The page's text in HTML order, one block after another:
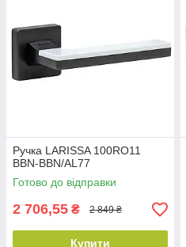
Ручка LARISSA 100RO11
BBN-BBN/AL77
Готово до відправки
2 706,55 ₴ 2 849 ₴
Купити